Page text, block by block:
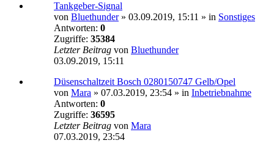
Tankgeber-Signal
von Bluethunder» 03.09.2019, 15:11 » in Sonstiges
Antworten: 0
Zugriffe: 35384
Letzter Beitrag von Bluethunder
03.09.2019, 15:11
Düsenschaltzeit Bosch 0280150747 Gelb/Opel
von Mara » 07.03.2019, 23:54 » in Inbetriebnahme
Antworten: 0
Zugriffe: 36595
Letzter Beitrag von Mara
07.03.2019, 23:54